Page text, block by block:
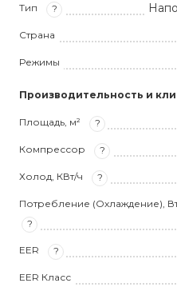
Тип ?
Страна
Режимы
Производительность и
Площадь, м² ?
Компрессор ?
Холод, КВт/ч ?
Потребление (Охлаждение),
?
EER ?
EER Класс